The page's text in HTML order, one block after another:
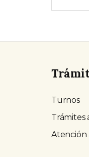
Turnos
Trámites
Atención